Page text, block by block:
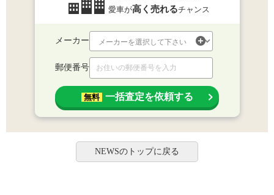
愛車が高く売れるチャンス
メーカー
郵便番号
無料 一括査定を依頼する
NEWSのトップに戻る